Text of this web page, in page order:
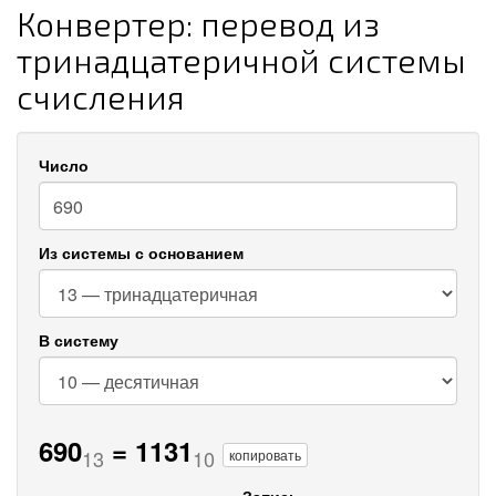
Конвертер: перевод из
тринадцатеричной системы
счисления
Число
Из системы с основанием
В систему
69013 = 1131 10 копировать